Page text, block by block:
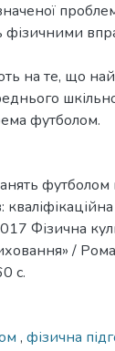
фізичними
на те, що
футболом.
футболом
Фізична
/
с.
, фізична